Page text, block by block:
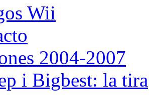
Wii
2004-2007
i Bigbest: la tira